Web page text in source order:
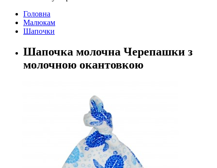
Головна
Малюкам
Шапочки
Шапочка молочна Черепашки з
молочною окантовкою